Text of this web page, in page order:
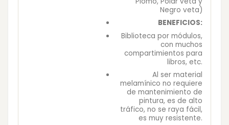
Negro veta)
BENEFICIOS:
Biblioteca por módulos,
con muchos
compartimientos para
libros, etc.
Al ser material
melamínico no requiere
de mantenimiento de
pintura, es de alto
tráfico, no se raya fácil,
es muy resistente.